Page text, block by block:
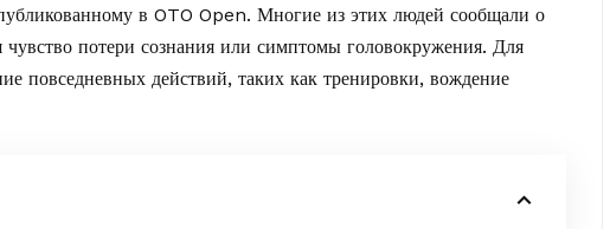
в OTO Open. Многие из этих людей сообщали о
потери сознания или симптомы головокружения. Для
повседневных действий, таких как тренировки, вождение